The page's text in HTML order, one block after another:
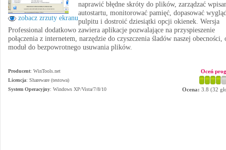
zobacz zrzuty ekranu
naprawić błędne skróty do plików, zarządzać
autostartu, monitorować pamięć, dopasować
pulpitu i dostroić dziesiątki opcji okienek. Wersja
Professional dodatkowo zawiera aplikacje pozwalające na przyspieszenie
połączenia z internetem, narzędzie do czyszczenia śladów naszej obecności,
moduł do bezpowrotnego usuwania plików.
Producent: WinTools.net
Licencja: Shareware (testowa)
System Operacyjny: Windows XP/Vista/7/8/10
Oceń
Ocena: 3.8 (32